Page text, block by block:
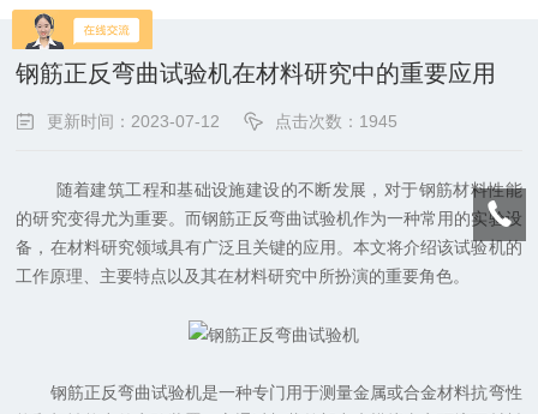
钢筋正反弯曲试验机在材料研究中的重要应用
更新时间：2023-07-12 点击次数：1945
随着建筑工程和基础设施建设的不断发展，对于钢筋材料性能
的研究变得尤为重要。而钢筋正反弯曲试验机作为一种常用的实验设
备，在材料研究领域具有广泛且关键的应用。本文将介绍该试验机的
工作原理、主要特点以及其在材料研究中所扮演的重要角色。
钢筋正反弯曲试验机是一种专门用于测量金属或合金材料抗弯性